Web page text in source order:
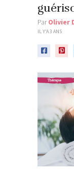
ParOlivier
IL Y'A 3 ANS